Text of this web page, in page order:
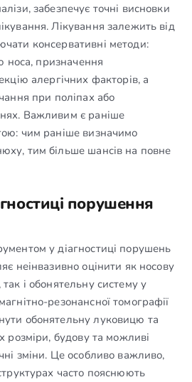
забезпечує точні висновки
Лікування залежить від
консервативні методи:
носа, призначення
алергічних факторів, а
при поліпах або
Важливим є раніше
чим раніше визначимо
тим більше шансів на повне
порушення
у діагностиці порушень
неінвазивно оцінити як носову
і обонятельну систему у
резонансної томографії
обонятельну луковицю та
розміри, будову та можливі
зміни. Це особливо важливо,
часто пояснюють